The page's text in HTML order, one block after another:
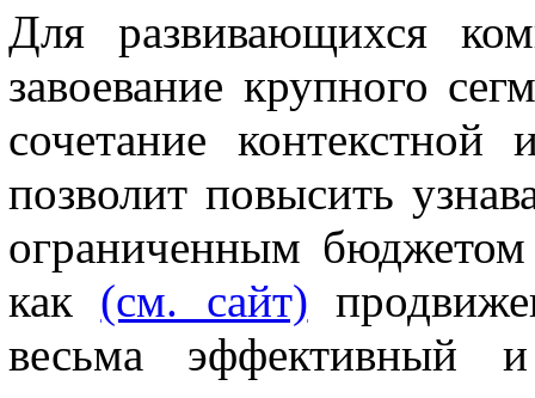
Для развивающихся
завоевание крупного
сочетание
позволит повысить
ограниченным бюджетом
как (см. сайт)
весьма